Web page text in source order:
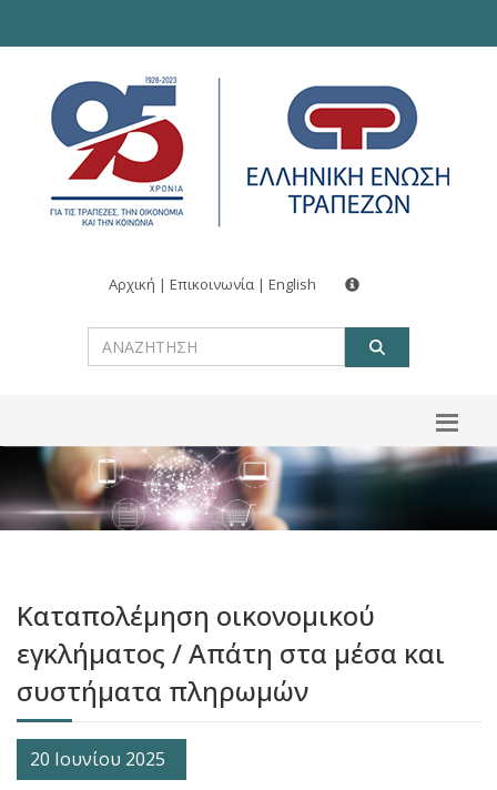
Αρχική | Επικοινωνία | English
Καταπολέμηση οικονομικού
εγκλήματος / Απάτη στα μέσα και
συστήματα πληρωμών
20 Ιουνίου 2025